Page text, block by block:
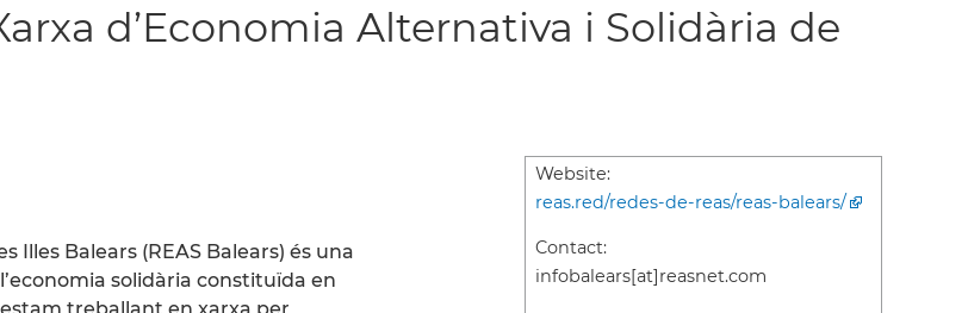
d’Economia Alternativa i Solidària de
Illes Balears (REAS Balears) és una
solidària constituïda en
treballant en xarxa per
Website:
reas.red/redes-de-reas/reas-balears/
Contact:
infobalears[at]reasnet.com